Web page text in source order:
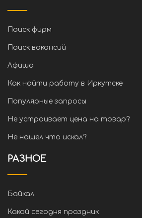
Поиск фирм
Поиск вакансий
Афиша
Как найти работу в Иркутске
Популярные запросы
Не устраивает цена на товар?
Не нашел что искал?
РАЗНОЕ
Байкал
Какой сегодня праздник